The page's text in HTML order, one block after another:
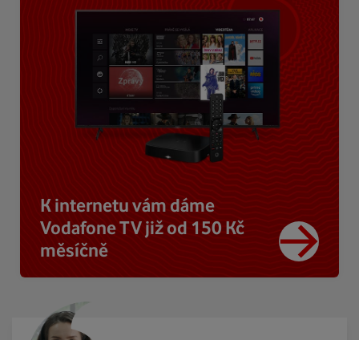
K internetu vám dáme
Vodafone TV již od 150 Kč
měsíčně